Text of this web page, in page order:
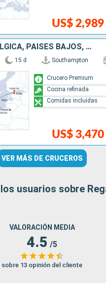
US$ 2,989
REINO UNIDO, BÉLGICA, PAISES BAJOS, NORUEGA, DINAMARCA, ALEMANIA, POLONIA, SUECIA, ESTONIA, FINLANDIA
15 d Southampton
US$ 3,470
Crucero Premium
Cocina refinada
Comidas incluidas
VER MÁS DE CRUCEROS
usuarios sobre
VALORACIÓN MEDIA
4.5 /5
sobre 13 opinión del cliente